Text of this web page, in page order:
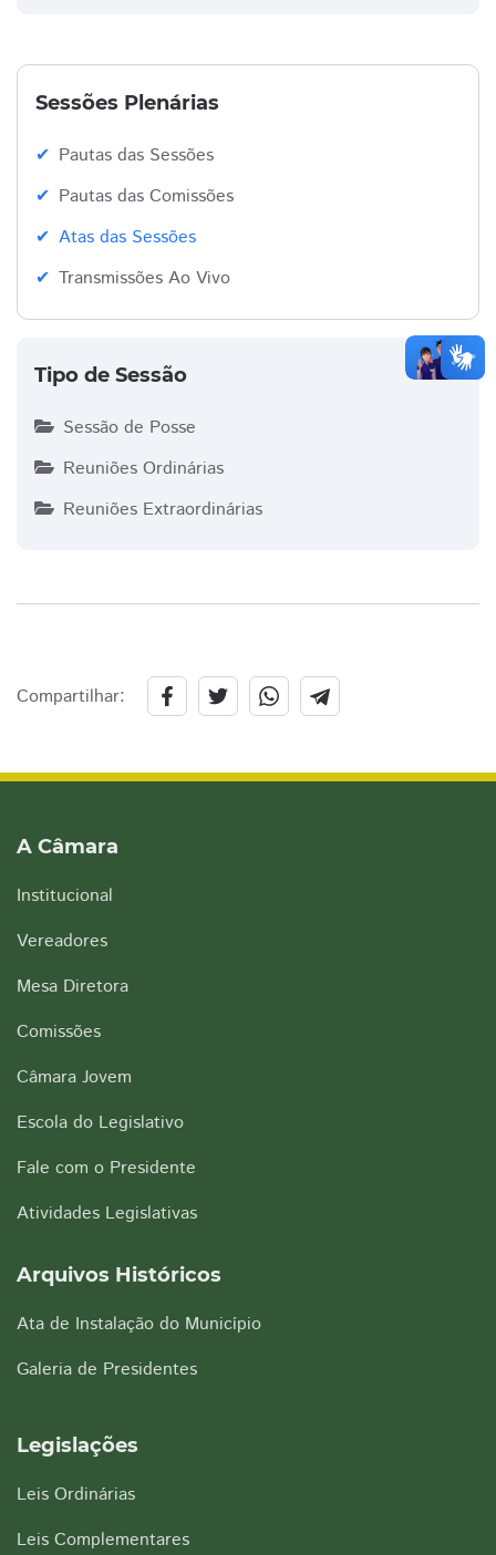
Sessões Plenárias
Pautas das Sessões
Pautas das Comissões
Atas das Sessões
Transmissões Ao Vivo
Tipo de Sessão
Sessão de Posse
Reuniões Ordinárias
Reuniões Extraordinárias
Compartilhar:
A Câmara
Institucional
Vereadores
Mesa Diretora
Comissões
Câmara Jovem
Escola do Legislativo
Fale com o Presidente
Atividades Legislativas
Arquivos Históricos
Ata de Instalação do Município
Galeria de Presidentes
Legislações
Leis Ordinárias
Leis Complementares